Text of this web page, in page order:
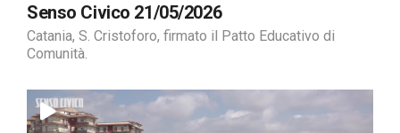
Senso Civico 21/05/2026
Catania, S. Cristoforo, firmato il Patto Educativo di
Comunità.